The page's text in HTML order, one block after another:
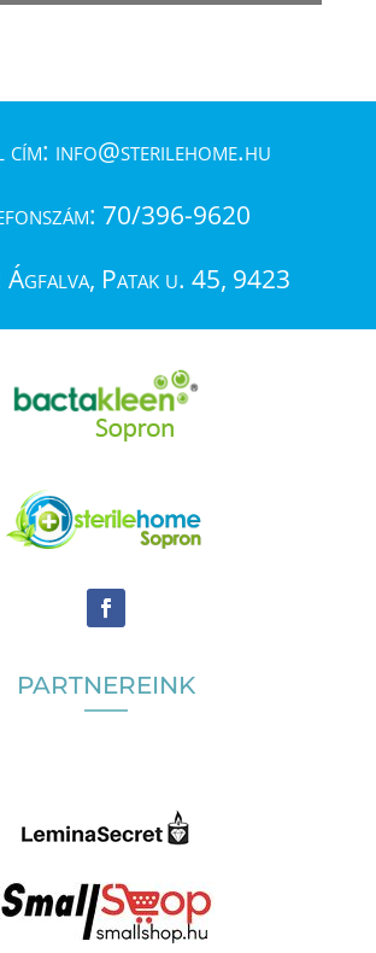
cím: info@sterilehome.hu
70/396-9620
Ágfalva, Patak u. 45, 9423
PARTNEREINK